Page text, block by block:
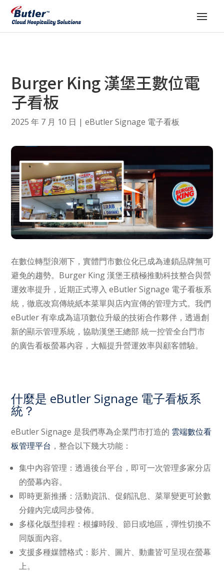
Burger King 漢堡王數位電
子看板
2025 年 7 月 10 日 |eButler Signage 電子看板
在數位轉型浪潮下，實體門市數位化已成為連鎖品牌無可
避免的趨勢。Burger King 漢堡王積極推動科技整合與營
運效率提升，近期正式導入 eButler Signage 電子看板系
統，徹底改寫傳統紙本菜單與店內宣傳的管理方式。我們
eButler 有幸成為這項數位升級的技術合作夥伴，透過創
新的顯示管理系統，協助漢堡王總部 統一控管全台門市
的廣告看板螢幕內容，大幅提升營運效率與顧客體驗。
什麼是 eButler Signage 電子看板系
統？
eButler Signage 是我們專為企業門市打造的 雲端數位看
板管理平台 ，整合以下幾大功能：
集中內容管理：透過後台平台，即可一次管理多家分店
的螢幕內容。
即時更新推播：活動資訊、促銷訊息、菜單變更可於數
分鐘內完成同步發佈。
多樣化版型排程：根據時段、節日或地區，彈性切換不
同版面內容。
支援多種媒體格式：影片、圖片、動畫皆可呈現在螢幕
上。